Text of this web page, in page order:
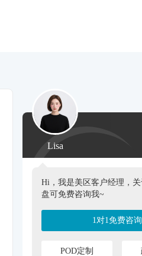
Lisa
Hi，我是美区客户经理，
盘可免费咨询我~
1对1免费咨询
POD定制